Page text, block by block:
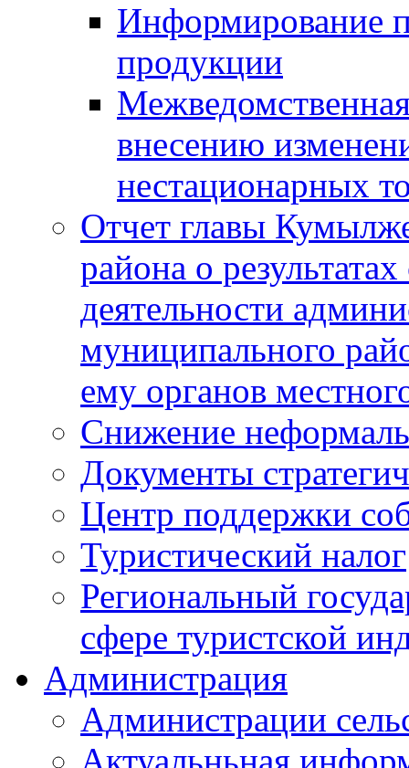
Информирование
продукции
внесению
нестационарных
Отчет главы
района о
деятельности
муниципального
ему органов
Снижение
Документы
Центр поддержки
Туристический налог
Региональный
сфере туристской
Администрация
Администрации